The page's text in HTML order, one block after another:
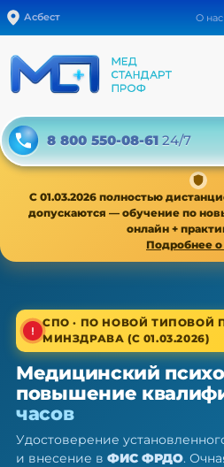
Асбест О нас
8 800 550-08-61 24/7
С 01.03.2026 полностью
допускаются — обучение по
онлайн +
Подробнее
Среднее звено · новая типовая
Медицинский
ч
работы
СПО · ПО НОВОЙ ТИПОВОЙ
МИНЗДРАВА (С 01.03.2026)
Медицинский
повышение
часов
Удостоверение
и внесение в ФИС ФРДО.